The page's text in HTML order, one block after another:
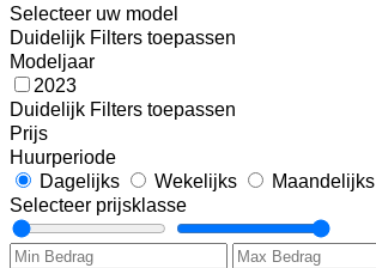
Selecteer uw model
Duidelijk Filters toepassen
Modeljaar
2023
Duidelijk Filters toepassen
Prijs
Huurperiode
Dagelijks
Wekelijks
Maandelijks
Selecteer prijsklasse